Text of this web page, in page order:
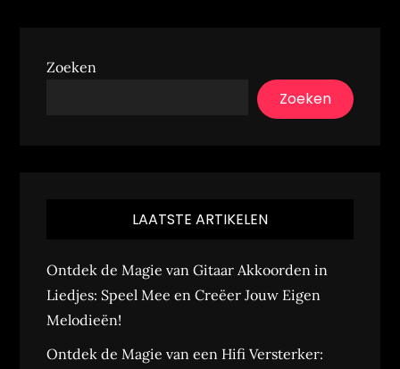
Zoeken
Zoeken
LAATSTE ARTIKELEN
Ontdek de Magie van Gitaar Akkoorden in
Liedjes: Speel Mee en Creëer Jouw Eigen
Melodieën!
Ontdek de Magie van een Hifi Versterker: